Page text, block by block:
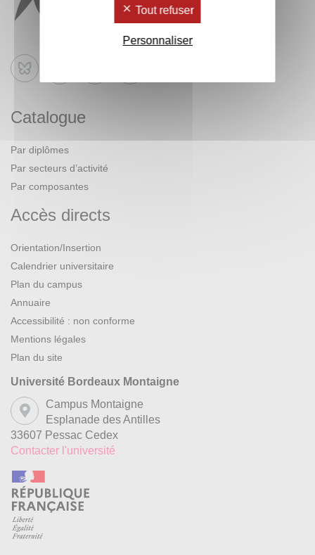
Bluesky
Catalogue
Par diplômes
Par secteurs d’activité
Par composantes
Accès directs
Orientation/Insertion
Calendrier universitaire
Plan du campus
Annuaire
Accessibilité : non conforme
Mentions légales
Plan du site
Université Bordeaux Montaigne
Campus Montaigne
Esplanade des Antilles
33607 Pessac Cedex
Contacter l'université
Tout refuser
Personnaliser